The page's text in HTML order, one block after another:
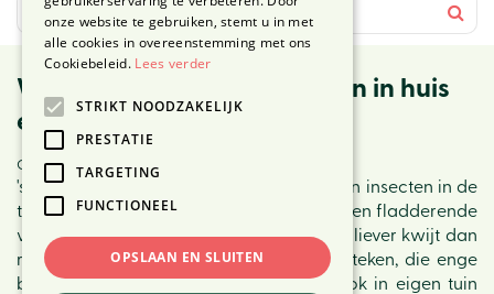
Weg met muggen en wespen in huis
en tuin
Gepubliceerd op10 juli 2025
's Zomers spot je heel veel mooie dieren en insecten in de
tuin, van de prachtig zingende merel tot een fladderende
vlinder. Helaas zijn er ook insecten die je liever kwijt dan
rijk bent. Eerder hadden we het al over teken, die enge
beestjes die je in het park, bos, maar ook in eigen tuin
onze website te gebruiken, stemt u in met
alle cookies in overeenstemming met ons
Cookiebeleid. Lees verder
STRIKT NOODZAKELIJK
PRESTATIE
TARGETING
FUNCTIONEEL
OPSLAAN EN SLUITEN